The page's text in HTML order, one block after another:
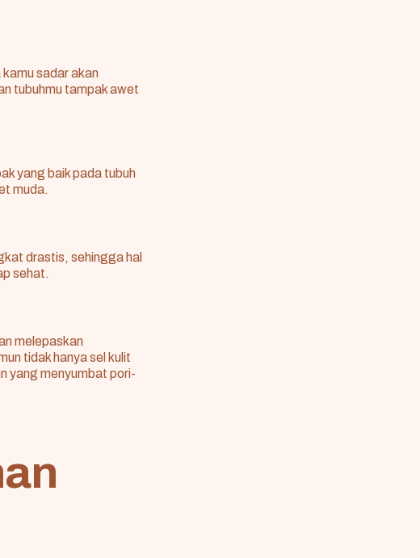
sadar akan
tubuhmu tampak awet
yang baik pada tubuh
muda.
drastis, sehingga hal
sehat.
melepaskan
tidak hanya sel kulit
yang menyumbat pori-